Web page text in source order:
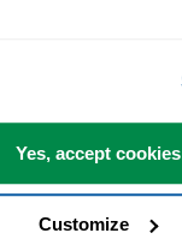
Yes, accept cookies
Customize
in Excel.
a risparmiare tempo e
formazione